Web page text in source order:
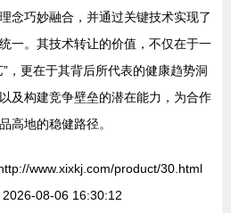
念巧妙融合，并通过关键技术实现了
一。其技术转让的价值，不仅在于一
，更在于其背后所代表的健康趋势洞
及构建竞争壁垒的潜在能力，为合作
高地的稳健路径。
www.xixkj.com/product/30.html
2026-08-06 16:30:12